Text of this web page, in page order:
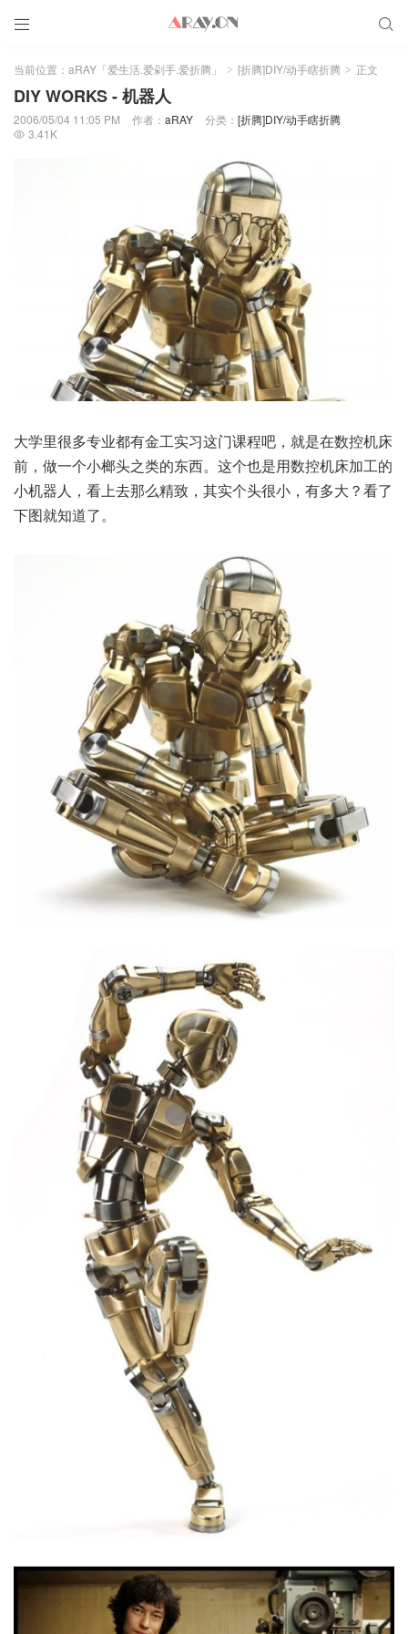
 
当前位置： aRAY「爱生活.爱剁手.爱折腾」 > [折腾]DIY/动手瞎折腾 > 正文
DIY WORKS - 机器人
2006/05/04 11:05 PM 作者： aRAY 分类： [折腾]DIY/动手瞎折腾
 3.41K
大学里很多专业都有金工实习这门课程吧，就是在数控机床
前，做一个小榔头之类的东西。这个也是用数控机床加工的
小机器人，看上去那么精致，其实个头很小，有多大？看了
下图就知道了。